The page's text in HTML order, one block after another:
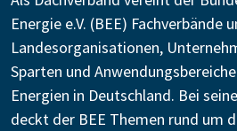
Energie e.V. (BEE) Fachverbände
Landesorganisationen,
Sparten und
Energien in Deutschland. Bei
deckt der BEE Themen rund um